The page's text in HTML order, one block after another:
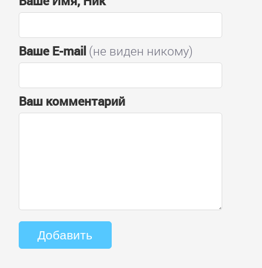
Ваше E-mail(не виден никому)
Ваш комментарий